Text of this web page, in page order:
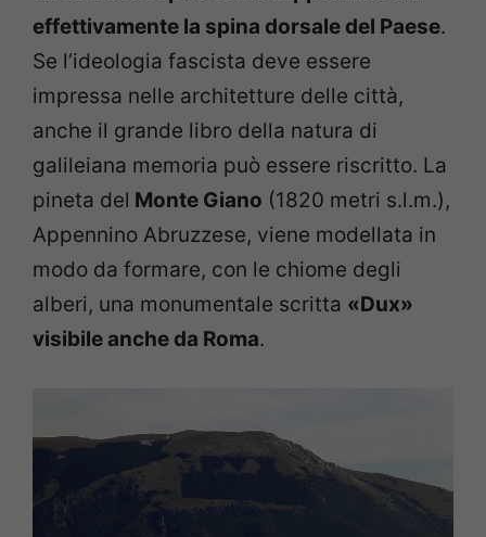
effettivamente la spina dorsale del Paese.
Se l’ideologia fascista deve essere
impressa nelle architetture delle città,
anche il grande libro della natura di
galileiana memoria può essere riscritto. La
pineta del Monte Giano (1820 metri s.l.m.),
Appennino Abruzzese, viene modellata in
modo da formare, con le chiome degli
alberi, una monumentale scritta «Dux»
visibile anche da Roma.